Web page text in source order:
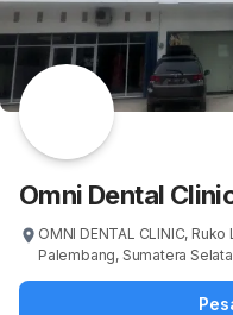
Omni Dental
OMNI DENTAL CLINIC,
Palembang, Sumatera